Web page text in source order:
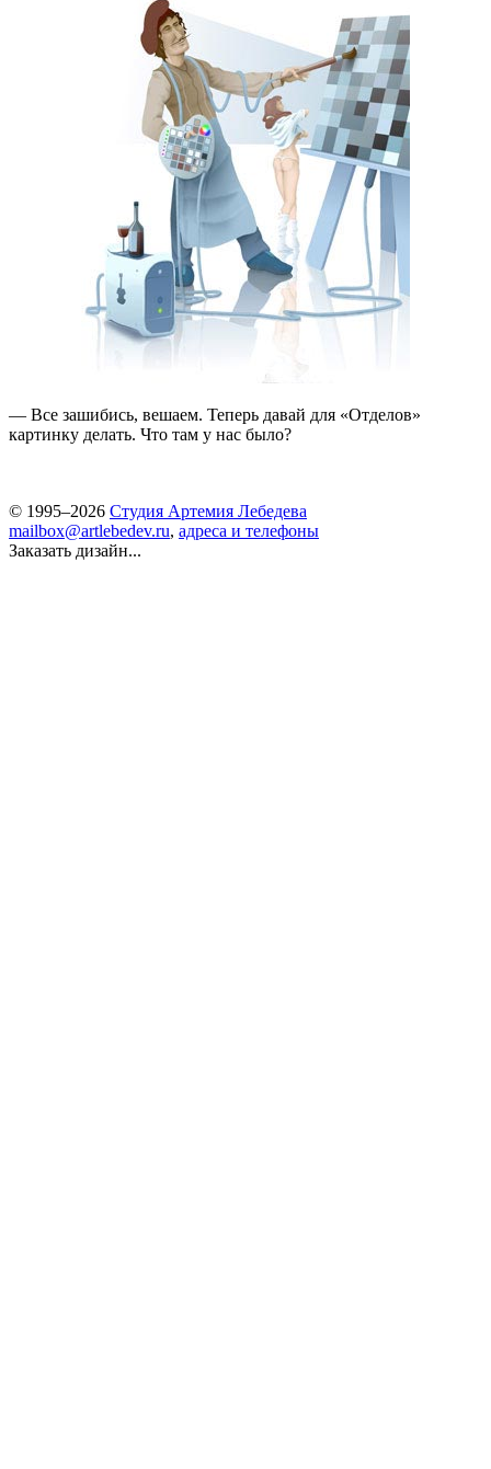
— Все зашибись, вешаем. Теперь давай для «Отделов»
картинку делать. Что там у нас было?
© 1995–2026 Студия Артемия Лебедева
mailbox@artlebedev.ru, адреса и телефоны
Заказать дизайн...